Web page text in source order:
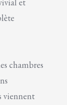
chambres
viennent